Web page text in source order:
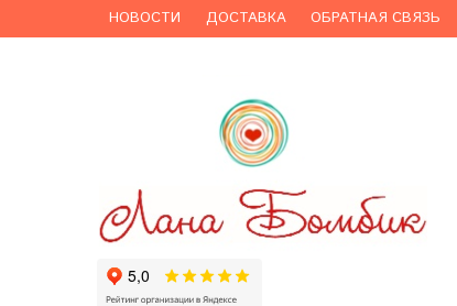
НОВОСТИ ДОСТАВКА ОБРАТНАЯ СВЯЗЬ